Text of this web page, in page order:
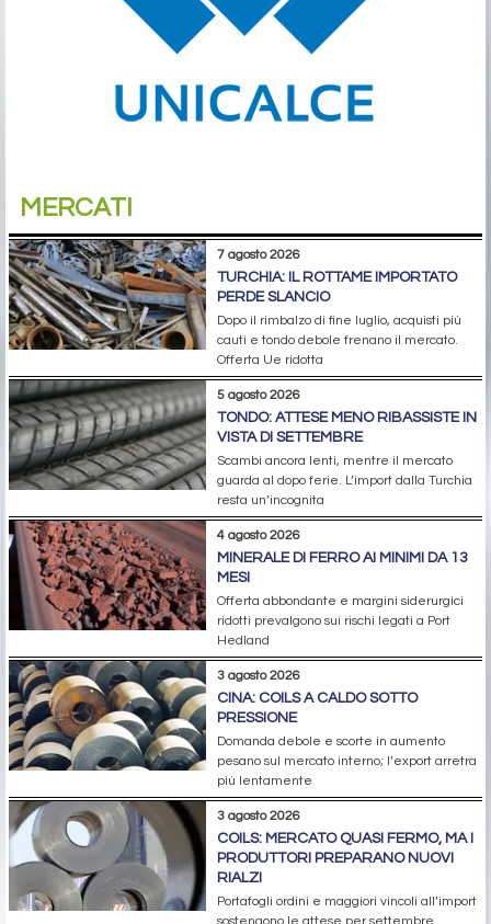
MERCATI
7 agosto 2026
TURCHIA: IL ROTTAME IMPORTATO
PERDE SLANCIO
Dopo il rimbalzo di fine luglio, acquisti più
cauti e tondo debole frenano il mercato.
Offerta Ue ridotta
5 agosto 2026
TONDO: ATTESE MENO RIBASSISTE IN
VISTA DI SETTEMBRE
Scambi ancora lenti, mentre il mercato
guarda al dopo ferie. L’import dalla Turchia
resta un’incognita
4 agosto 2026
MINERALE DI FERRO AI MINIMI DA 13
MESI
Offerta abbondante e margini siderurgici
ridotti prevalgono sui rischi legati a Port
Hedland
3 agosto 2026
CINA: COILS A CALDO SOTTO
PRESSIONE
Domanda debole e scorte in aumento
pesano sul mercato interno; l’export arretra
più lentamente
3 agosto 2026
COILS: MERCATO QUASI FERMO, MA I
PRODUTTORI PREPARANO NUOVI
RIALZI
Portafogli ordini e maggiori vincoli all’import